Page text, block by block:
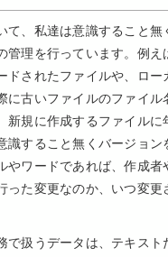
て、私達は意識すること無
管理を行っています。例
ドされたファイルや、ロー
に古いファイルのファイル
新規に作成するファイルに
識すること無くバージョン
やワードであれば、作成者
った変更なのか、いつ変更
で扱うデータは、テキスト